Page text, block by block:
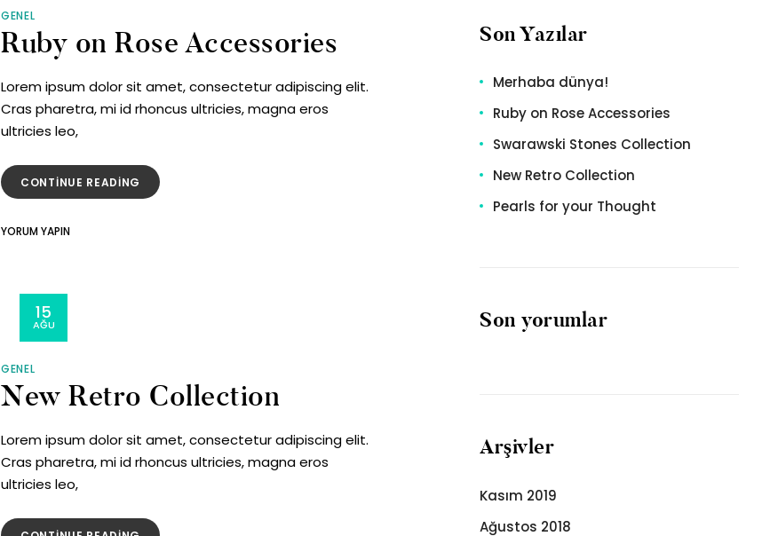
GENEL
Ruby on Rose Accessories
Lorem ipsum dolor sit amet, consectetur adipiscing elit.
Cras pharetra, mi id rhoncus ultricies, magna eros
ultricies leo,
CONTINUE READING “RUBY
ON
YORUM YAPINON
GENEL
New Retro Collection
15
AĞU
Lorem ipsum dolor sit amet, consectetur adipiscing elit.
Cras pharetra, mi id rhoncus ultricies, magna eros
ultricies leo,
Son Yazılar
Merhaba dünya!
Ruby on Rose Accessories
Swarawski Stones Collection
New Retro Collection
Pearls for your Thought
Son yorumlar
Arşivler
Kasım 2019
Ağustos 2018